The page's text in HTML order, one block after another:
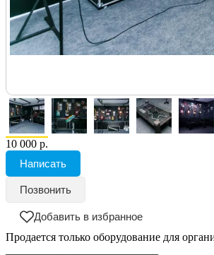
10 000 р.
Написать
Позвонить
Добавить в избранное
Продается только оборудование для